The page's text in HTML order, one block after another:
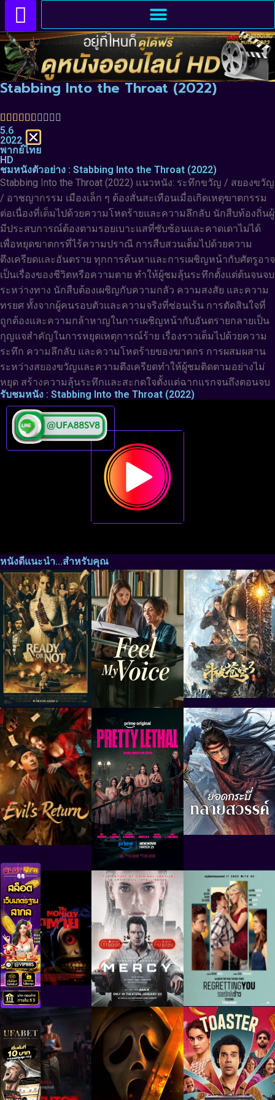
Stabbing Into the Throat (2022)
5.6
2022
พากย์ไทย
HD
ชมหนังตัวอย่าง : Stabbing Into the Throat (2022)
Stabbing Into the Throat (2022) แนวหนัง: ระทึกขวัญ / สยองขวัญ
/ อาชญากรรม เมืองเล็ก ๆ ต้องสั่นสะเทือนเมื่อเกิดเหตุฆาตกรรม
ต่อเนื่องที่เต็มไปด้วยความโหดร้ายและความลึกลับ นักสืบท้องถิ่นผู้
มีประสบการณ์ต้องตามรอยเบาะแสที่ซับซ้อนและคาดเดาไม่ได้
เพื่อหยุดฆาตกรที่ไร้ความปราณี การสืบสวนเต็มไปด้วยความ
ตึงเครียดและอันตราย ทุกการค้นหาและการเผชิญหน้ากับศัตรูอาจ
เป็นเรื่องของชีวิตหรือความตาย ทำให้ผู้ชมลุ้นระทึกตั้งแต่ต้นจนจบ
ระหว่างทาง นักสืบต้องเผชิญกับความกลัว ความสงสัย และความ
ทรยศ ทั้งจากผู้คนรอบตัวและความจริงที่ซ่อนเร้น การตัดสินใจที่
ถูกต้องและความกล้าหาญในการเผชิญหน้ากับอันตรายกลายเป็น
กุญแจสำคัญในการหยุดเหตุการณ์ร้าย เรื่องราวเต็มไปด้วยความ
ระทึก ความลึกลับ และความโหดร้ายของฆาตกร การผสมผสาน
ระหว่างสยองขวัญและความตึงเครียดทำให้ผู้ชมติดตามอย่างไม่
หยุด สร้างความลุ้นระทึกและสะกดใจตั้งแต่ฉากแรกจนถึงตอนจบ
รับชมหนัง : Stabbing Into the Throat (2022)
หนังดีแนะนำ...สำหรับคุณ